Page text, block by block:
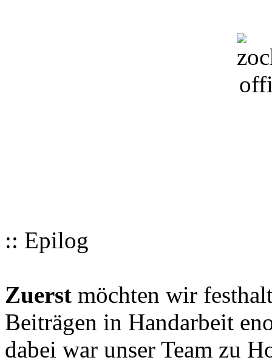
:: Epilog
Zuerst möchten wir
Beiträgen in Handarbeit
dabei war unser Team zu